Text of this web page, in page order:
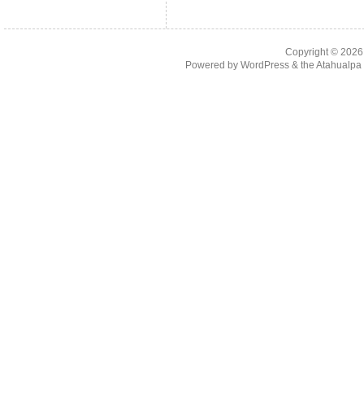
Copyright ©
Powered by WordPress& the Atahualpa